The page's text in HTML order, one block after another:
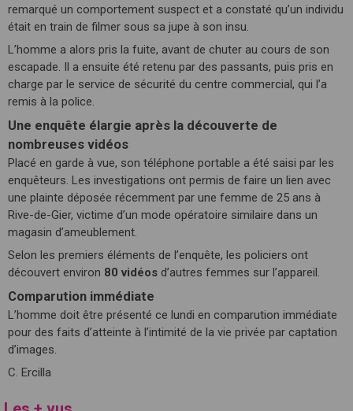
remarqué un comportement suspect et a constaté qu’un individu
était en train de filmer sous sa jupe à son insu.
L’homme a alors pris la fuite, avant de chuter au cours de son
escapade. Il a ensuite été retenu par des passants, puis pris en
charge par le service de sécurité du centre commercial, qui l’a
remis à la police.
Une enquête élargie après la découverte de
nombreuses vidéos
Placé en garde à vue, son téléphone portable a été saisi par les
enquêteurs. Les investigations ont permis de faire un lien avec
une plainte déposée récemment par une femme de 25 ans à
Rive-de-Gier, victime d’un mode opératoire similaire dans un
magasin d’ameublement.
Selon les premiers éléments de l’enquête, les policiers ont
découvert environ 80 vidéos d’autres femmes sur l’appareil.
Comparution immédiate
L’homme doit être présenté ce lundi en comparution immédiate
pour des faits d’atteinte à l’intimité de la vie privée par captation
d’images.
C. Ercilla